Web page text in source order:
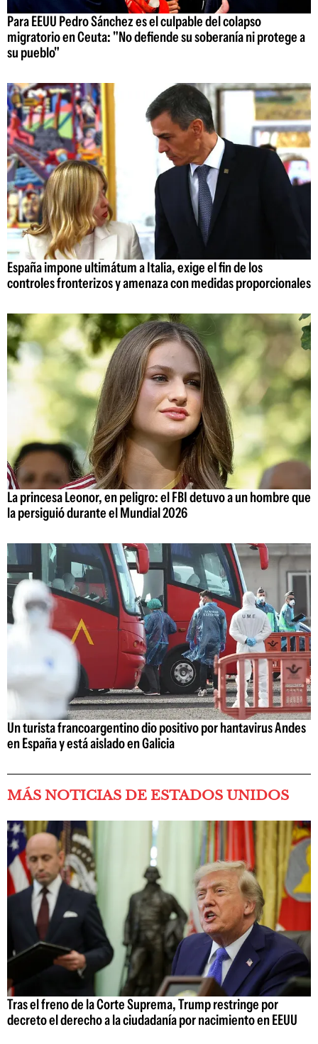
Para EEUU Pedro Sánchez es el culpable del colapso
migratorio en Ceuta: "No defiende su soberanía ni protege a
su pueblo"
España impone ultimátum a Italia, exige el fin de los
controles fronterizos y amenaza con medidas proporcionales
La princesa Leonor, en peligro: el FBI detuvo a un hombre que
la persiguió durante el Mundial 2026
Un turista francoargentino dio positivo por hantavirus Andes
en España y está aislado en Galicia
MÁS NOTICIAS DE ESTADOS UNIDOS
Tras el freno de la Corte Suprema, Trump restringe por
decreto el derecho a la ciudadanía por nacimiento en EEUU